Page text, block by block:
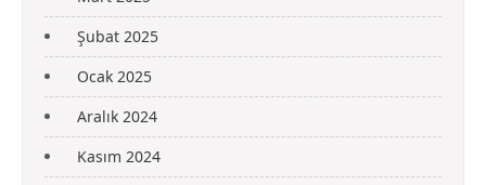
Şubat 2025
Ocak 2025
Aralık 2024
Kasım 2024